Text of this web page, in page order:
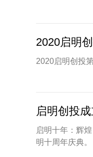
2020启明
2020启明创投
启明创投
启明十年：辉
明十周年庆典。